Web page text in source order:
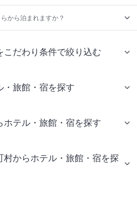
から泊まれますか？
こだわり条件で絞り込む
・旅館・宿を探す
ホテル・旅館・宿を探す
村からホテル・旅館・宿を探